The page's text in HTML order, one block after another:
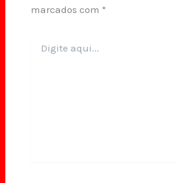
marcados com *
aqui...